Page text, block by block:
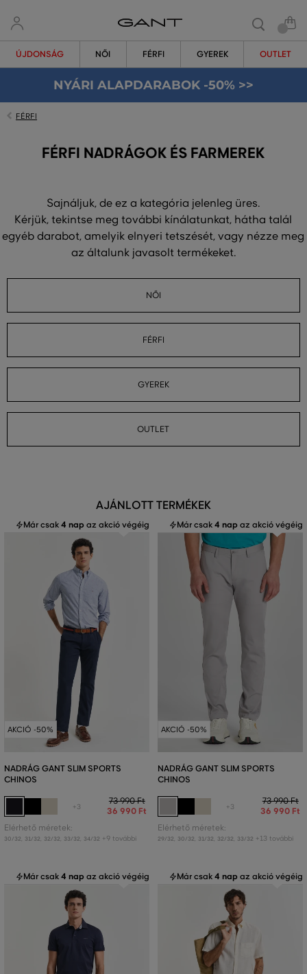
ÚJDONSÁG NŐI FÉRFI GYEREK OUTLET
NYÁRI ALAPDARABOK -50% >>
FÉRFI
FÉRFI NADRÁGOK ÉS FARMEREK
Sajnáljuk, de ez a kategória jelenleg üres.
Kérjük, tekintse meg további kínálatunkat, hátha talál
egyéb darabot, amelyik elnyeri tetszését, vagy nézze meg
az általunk javasolt termékeket.
NŐI
FÉRFI
GYEREK
OUTLET
AJÁNLOTT TERMÉKEK
Már csak4 nap az akció végéig
AKCIÓ -50%
NADRÁG GANT SLIM SPORTS
CHINOS
+3
73 990 Ft
36 990 Ft
Elérhető méretek:
30/32 31/32 32/32 33/32 34/32 +9 további
Már csak4 nap az akció végéig
AKCIÓ -50%
NADRÁG GANT SLIM SPORTS
CHINOS
+3
73 990 Ft
36 990 Ft
Elérhető méretek:
29/32 30/32 31/32 32/32 33/32 +13 további
Már csak4 nap az akció végéig Már csak4 nap az akció végéig